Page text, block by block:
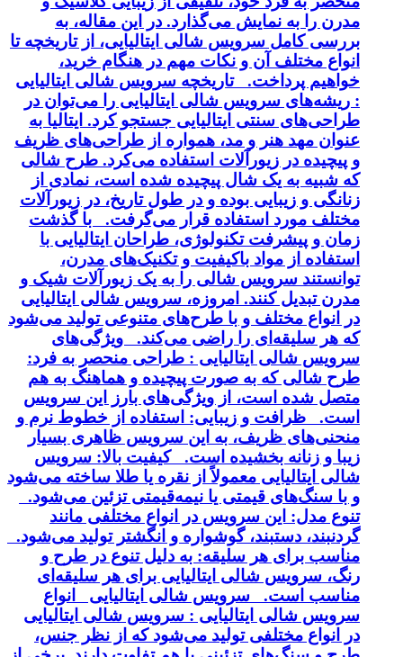
مدرن را به نمایش می‌گذارد. در این مقاله، به
بررسی کامل سرویس شالی ایتالیایی، از تاریخچه تا
انواع مختلف آن و نکات مهم در هنگام خرید،
خواهیم پرداخت. تاریخچه سرویس شالی ایتالیایی
: ریشه‌های سرویس شالی ایتالیایی را می‌توان در
طراحی‌های سنتی ایتالیایی جستجو کرد. ایتالیا به
عنوان مهد هنر و مد، همواره از طراحی‌های ظریف
و پیچیده در زیورآلات استفاده می‌کرد. طرح شالی
که شبیه به یک شال پیچیده شده است، نمادی از
زنانگی و زیبایی بوده و در طول تاریخ، در زیورآلات
مختلف مورد استفاده قرار می‌گرفت. با گذشت
زمان و پیشرفت تکنولوژی، طراحان ایتالیایی با
استفاده از مواد باکیفیت و تکنیک‌های مدرن،
توانستند سرویس شالی را به یک زیورآلات شیک و
مدرن تبدیل کنند. امروزه، سرویس شالی ایتالیایی
در انواع مختلف و با طرح‌های متنوعی تولید می‌شود
که هر سلیقه‌ای را راضی می‌کند. ویژگی‌های
سرویس شالی ایتالیایی : طراحی منحصر به فرد:
طرح شالی که به صورت پیچیده و هماهنگ به هم
متصل شده است، از ویژگی‌های بارز این سرویس
است. ظرافت و زیبایی: استفاده از خطوط نرم و
منحنی‌های ظریف، به این سرویس ظاهری بسیار
زیبا و زنانه بخشیده است. کیفیت بالا: سرویس
شالی ایتالیایی معمولاً از نقره یا طلا ساخته می‌شود
و با سنگ‌های قیمتی یا نیمه‌قیمتی تزئین می‌شود.
تنوع مدل: این سرویس در انواع مختلفی مانند
گردنبند، دستبند، گوشواره و انگشتر تولید می‌شود.
مناسب برای هر سلیقه: به دلیل تنوع در طرح و
رنگ، سرویس شالی ایتالیایی برای هر سلیقه‌ای
مناسب است. سرویس شالی ایتالیایی انواع
سرویس شالی ایتالیایی : سرویس شالی ایتالیایی
در انواع مختلفی تولید می‌شود که از نظر جنس،